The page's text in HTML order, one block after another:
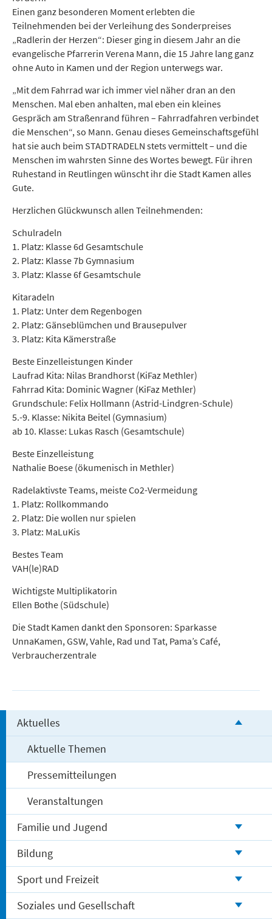
Einen ganz besonderen Moment erlebten die
Teilnehmenden bei der Verleihung des Sonderpreises
„Radlerin der Herzen“: Dieser ging in diesem Jahr an die
evangelische Pfarrerin Verena Mann, die 15 Jahre lang ganz
ohne Auto in Kamen und der Region unterwegs war.
„Mit dem Fahrrad war ich immer viel näher dran an den
Menschen. Mal eben anhalten, mal eben ein kleines
Gespräch am Straßenrand führen – Fahrradfahren verbindet
die Menschen“, so Mann. Genau dieses Gemeinschaftsgefühl
hat sie auch beim STADTRADELN stets vermittelt – und die
Menschen im wahrsten Sinne des Wortes bewegt. Für ihren
Ruhestand in Reutlingen wünscht ihr die Stadt Kamen alles
Gute.
Herzlichen Glückwunsch allen Teilnehmenden:
Schulradeln
1. Platz: Klasse 6d Gesamtschule
2. Platz: Klasse 7b Gymnasium
3. Platz: Klasse 6f Gesamtschule
Kitaradeln
1. Platz: Unter dem Regenbogen
2. Platz: Gänseblümchen und Brausepulver
3. Platz: Kita Kämerstraße
Beste Einzelleistungen Kinder
Laufrad Kita: Nilas Brandhorst (KiFaz Methler)
Fahrrad Kita: Dominic Wagner (KiFaz Methler)
Grundschule: Felix Hollmann (Astrid-Lindgren-Schule)
5.-9. Klasse: Nikita Beitel (Gymnasium)
ab 10. Klasse: Lukas Rasch (Gesamtschule)
Beste Einzelleistung
Nathalie Boese (ökumenisch in Methler)
Radelaktivste Teams, meiste Co2-Vermeidung
1. Platz: Rollkommando
2. Platz: Die wollen nur spielen
3. Platz: MaLuKis
Bestes Team
VAH(le)RAD
Wichtigste Multiplikatorin
Ellen Bothe (Südschule)
Die Stadt Kamen dankt den Sponsoren: Sparkasse
UnnaKamen, GSW, Vahle, Rad und Tat, Pama’s Café,
Verbraucherzentrale
Aktuelles
Aktuelle Themen
Pressemitteilungen
Veranstaltungen
Familie und Jugend
Bildung
Sport und Freizeit
Soziales und Gesellschaft